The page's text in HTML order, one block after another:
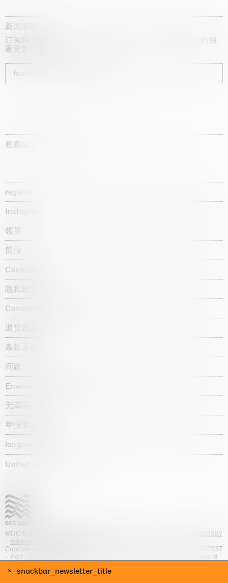
snackbar_newsletter_title
新闻简报
订阅我们的时事通讯，获取有关艺术家、展览和博览会的独
家更新信息
footer_newsletter_subscribe
画廊成立于1987年
register
Instagram
领英
简报
Cookie政策
隐私政策
Candidate privacy notice
退货政策
条款及条件
问题
Environmental statement
无障碍声明
举报渠道
language :
United States / USD $
MDC S.p.A. -
+39 02 70003987
- milano@massimodecarlo.com
Capitale sociale interamente versato: EUR 1.514.762,00 – REA 1567337
- Part. IVA / C.F. 12584550151 - Iscrizione al Registro delle imprese di